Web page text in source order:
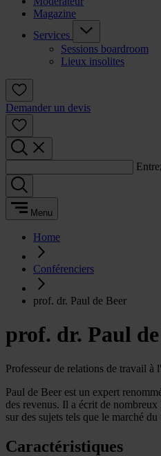
Magazine
Services
Sessions boardroom
Lieux insolites
Demander un devis
Menu
Home
Conférenciers
prof. dr. Paul de Beer
prof. dr. Paul
Professeur de relations de travail
Paul de Beer est un expert
des revenus. Il a écrit de
sur des sujets tels que le marché
Caractéristiques